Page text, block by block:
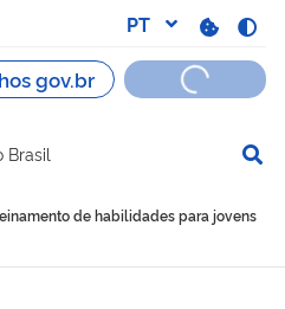
Brasil
de habilidades para jovens